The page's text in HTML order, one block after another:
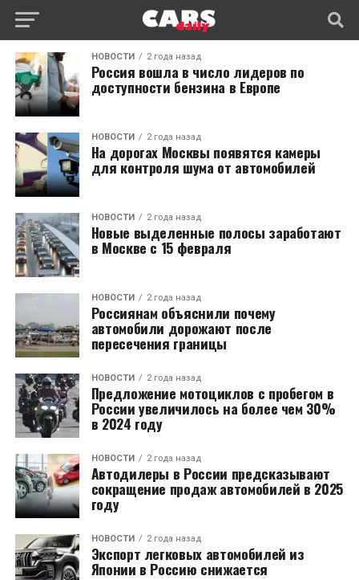
НОВОСТИ 2 года назад
Россия вошла в число лидеров по
доступности бензина в Европе
НОВОСТИ 2 года назад
На дорогах Москвы появятся камеры
для контроля шума от автомобилей
НОВОСТИ 2 года назад
Новые выделенные полосы заработают
в Москве с 15 февраля
НОВОСТИ 2 года назад
Россиянам объяснили почему
автомобили дорожают после
пересечения границы
НОВОСТИ 2 года назад
Предложение мотоциклов с пробегом в
России увеличилось на более чем 30%
в 2024 году
НОВОСТИ 2 года назад
Автодилеры в России предсказывают
сокращение продаж автомобилей в 2025
году
НОВОСТИ 2 года назад
Экспорт легковых автомобилей из
Японии в Россию снижается